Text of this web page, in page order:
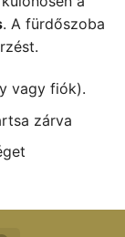
. A fürdőszoba
vagy fiók).
zárva